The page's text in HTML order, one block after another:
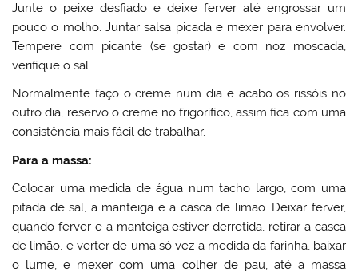
Junte o peixe desfiado e deixe ferver até engrossar um
pouco o molho. Juntar salsa picada e mexer para envolver.
Tempere com picante (se gostar) e com noz moscada,
verifique o sal.
Normalmente faço o creme num dia e acabo os rissóis no
outro dia, reservo o creme no frigorífico, assim fica com uma
consistência mais fácil de trabalhar.
Para a massa:
Colocar uma medida de água num tacho largo, com uma
pitada de sal, a manteiga e a casca de limão. Deixar ferver,
quando ferver e a manteiga estiver derretida, retirar a casca
de limão, e verter de uma só vez a medida da farinha, baixar
o lume, e mexer com uma colher de pau, até a massa